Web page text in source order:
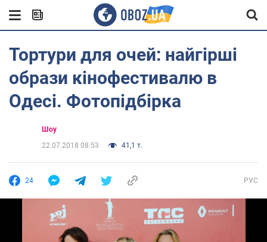
Тортури для очей: найгірші
образи кінофестивалю в
Одесі. Фотопідбірка
Шоу
22.07.2018 08:53
41,1 т.
24 РУС